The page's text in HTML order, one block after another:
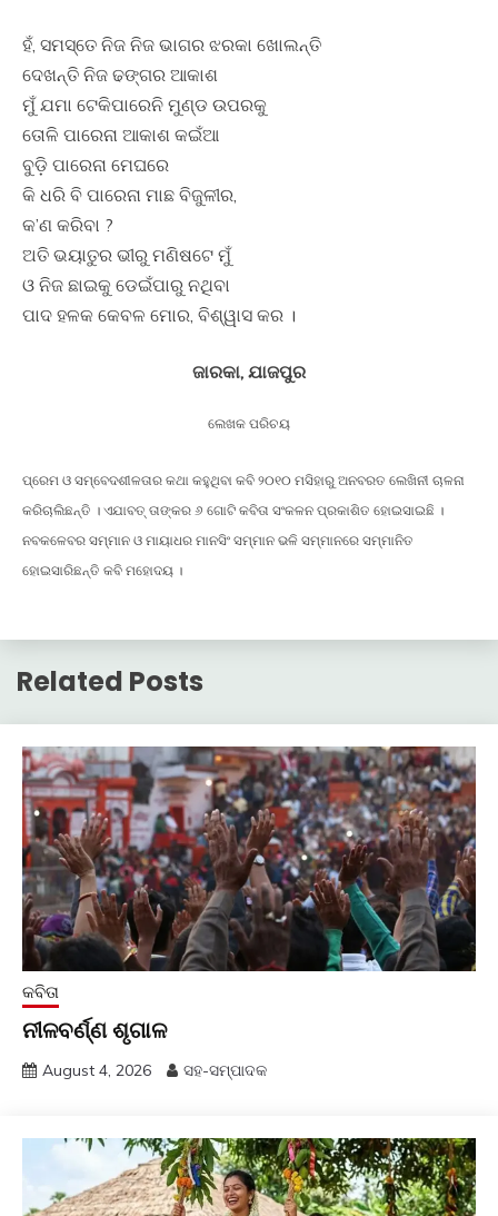
ହଁ, ସମସ୍ତେ ନିଜ ନିଜ ଭାଗର ଝରକା ଖୋଲନ୍ତି
ଦେଖନ୍ତି ନିଜ ଢଙ୍ଗର ଆକାଶ
ମୁଁ ଯମା ଟେକିପାରେନି ମୁଣ୍ଡ ଉପରକୁ
ତୋଳି ପାରେନା ଆକାଶ କଇଁଆ
ବୁଡ଼ି ପାରେନା ମେଘରେ
କି ଧରି ବି ପାରେନା ମାଛ ବିଜୁଳୀର,
କ’ଣ କରିବା ?
ଅତି ଭୟାତୁର ଭୀରୁ ମଣିଷଟେ ମୁଁ
ଓ ନିଜ ଛାଇକୁ ଡେଇଁପାରୁ ନଥିବା
ପାଦ ହଳକ କେବଳ ମୋର, ବିଶ୍ୱାସ କର ।
ଜାରକା, ଯାଜପୁର
ଲେଖକ ପରିଚୟ
ପ୍ରେମ ଓ ସମ୍ବେଦଶୀଳତାର କଥା କହୁଥିବା କବି ୨୦୧୦ ମସିହାରୁ ଅନବରତ ଲେଖିନୀ ଚାଳନା
କରିଚାଲିଛନ୍ତି । ଏଯାବତ୍ ତାଙ୍କର ୬ ଗୋଟି କବିତା ସଂକଳନ ପ୍ରକାଶିତ ହୋଇସାଇଛି ।
ନବକଳେବର ସମ୍ମାନ ଓ ମାୟାଧର ମାନସିଂ ସମ୍ମାନ ଭଳି ସମ୍ମାନରେ ସମ୍ମାନିତ
ହୋଇସାରିଛନ୍ତି କବି ମହୋଦୟ ।
Related Posts
କବିତା
ନୀଳବର୍ଣ୍ଣ ଶୃଗାଳ
August 4, 2026 ସହ-ସମ୍ପାଦକ